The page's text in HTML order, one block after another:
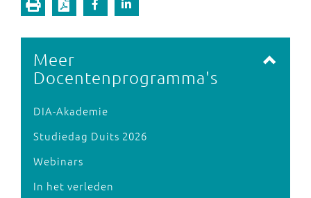
Meer
Docentenprogramma's
DIA-Akademie
Studiedag Duits 2026
Webinars
In het verleden